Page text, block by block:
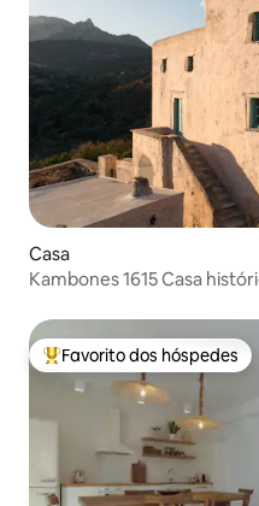
Casa
Kambones 1615 Casa
Favoritos dos hóspedes
Favorito dos hóspedes